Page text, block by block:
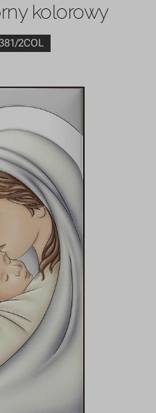
kolorowy
2COL